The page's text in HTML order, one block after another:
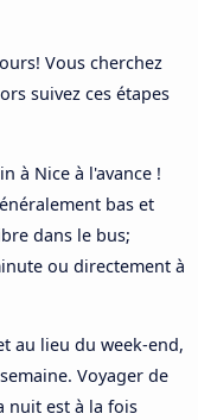
Vous cherchez
suivez ces étapes
à Nice à l'avance !
bas et
dans le bus;
ou directement à
au lieu du week-end,
Voyager de
nuit est à la fois